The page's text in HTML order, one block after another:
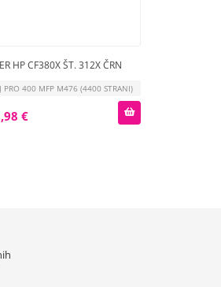
HP CF380X ŠT. 312X ČRN
PRO 400 MFP M476 (4400 STRANI)
€